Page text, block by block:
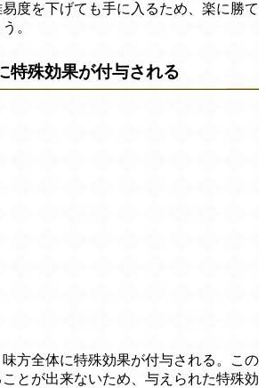
度を下げても手に入るため、楽に勝て
。
特殊効果が付与される
方全体に特殊効果が付与される。この
とが出来ないため、与えられた特殊効